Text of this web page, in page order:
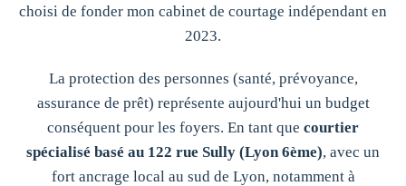
choisi de fonder mon cabinet de courtage indépendant en
2023.
La protection des personnes (santé, prévoyance,
assurance de prêt) représente aujourd'hui un budget
conséquent pour les foyers. En tant que courtier
spécialisé basé au 122 rue Sully (Lyon 6ème), avec un
fort ancrage local au sud de Lyon, notamment à